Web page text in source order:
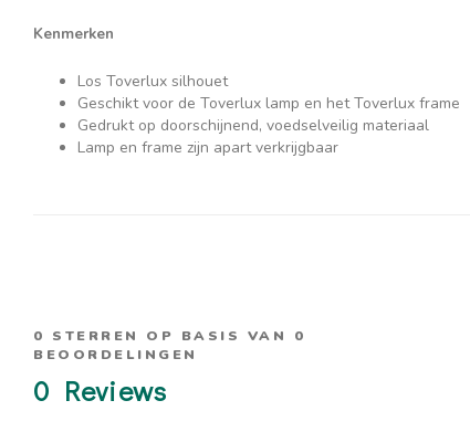
Kenmerken
Los Toverlux silhouet
Geschikt voor de Toverlux lamp en het Toverlux frame
Gedrukt op doorschijnend, voedselveilig materiaal
Lamp en frame zijn apart verkrijgbaar
0 STERREN OP BASIS VAN 0
BEOORDELINGEN
0 Reviews